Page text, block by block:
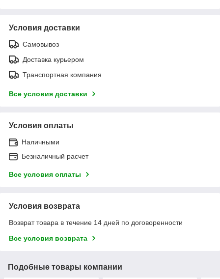
Условия доставки
Самовывоз
Доставка курьером
Транспортная компания
Все условия доставки
Условия оплаты
Наличными
Безналичный расчет
Все условия оплаты
Условия возврата
Возврат товара в течение 14 дней по договоренности
Все условия возврата
Подобные товары компании